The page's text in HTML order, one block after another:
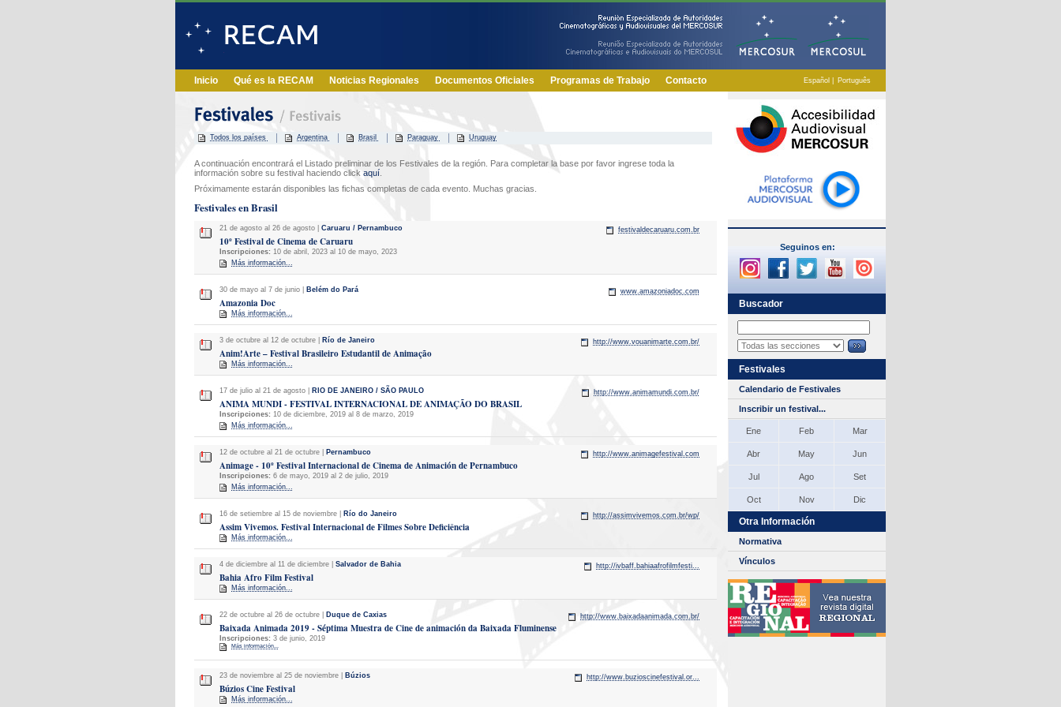
Inicio Qué es la RECAM Noticias Regionales Documentos Oficiales Programas de Trabajo Contacto Português
Español
Todos los países Argentina Brasil Paraguay Uruguay
A continuación encontrará el Listado preliminar de los Festivales de la región. Para completar la base por favor ingrese toda la
información sobre su festival haciendo click aquí
Próximamente estarán disponibles las fichas completas de cada evento. Muchas gracias.
Festivales en Brasil
festivaldecaruaru.com.br
21 de agosto al 26 de agosto | Caruaru / Pernambuco
10º Festival de Cinema de Caruaru
Inscripciones: 10 de abril, 2023 al 10 de mayo, 2023
Más información...
www.amazoniadoc.com
30 de mayo al 7 de junio | Belém do Pará
Amazonia Doc
Más información...
http://www.vouanimarte.com.br/
3 de octubre al 12 de octubre | Río de Janeiro
Anim!Arte – Festival Brasileiro Estudantil de Animação
Más información...
http://www.animamundi.com.br/
17 de julio al 21 de agosto | RIO DE JANEIRO / SÃO PAULO
ANIMA MUNDI - FESTIVAL INTERNACIONAL DE ANIMAÇÃO DO BRASIL
Inscripciones: 10 de diciembre, 2019 al 8 de marzo, 2019
Más información...
http://www.animagefestival.com
12 de octubre al 21 de octubre | Pernambuco
Animage - 10º Festival Internacional de Cinema de Animación de Pernambuco
Inscripciones: 6 de mayo, 2019 al 2 de julio, 2019
Más información...
http://assimvivemos.com.br/wp/
16 de setiembre al 15 de noviembre | Río do Janeiro
Assim Vivemos. Festival Internacional de Filmes Sobre Deficiência
Más información...
http://ivbaff.bahiaafrofilmfesti...
4 de diciembre al 11 de diciembre | Salvador de Bahia
Bahia Afro Film Festival
Más información...
http://www.baixadaanimada.com.br/
22 de octubre al 26 de octubre | Duque de Caxias
Baixada Animada 2019 - Séptima Muestra de Cine de animación da Baixada Fluminense
Inscripciones: 3 de junio, 2019
Más información...
http://www.buzioscinefestival.or...
23 de noviembre al 25 de noviembre | Búzios
Búzios Cine Festival
Más información...
Seguinos en:
Buscador
Festivales
Calendario de Festivales
Inscribir un festival...
Ene Feb Mar
Abr May Jun
Jul Ago Set
Oct Nov Dic
Otra Información
Normativa
Vínculos